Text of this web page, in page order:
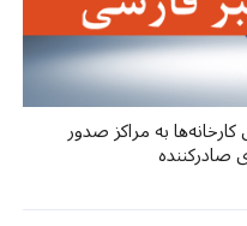
به مراکز صدور
صادرکننده